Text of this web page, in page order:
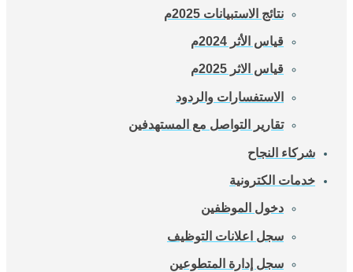
نتائج الاستبيانات 2025م
قياس الأثر 2024م
قياس الاثر 2025م
الاستفسارات والردود
تقارير التواصل مع المستهدفين
شركاء النجاح
خدمات الكترونية
دخول الموظفين
سجل اعلانات التوظيف
سجل إدارة المتطوعين